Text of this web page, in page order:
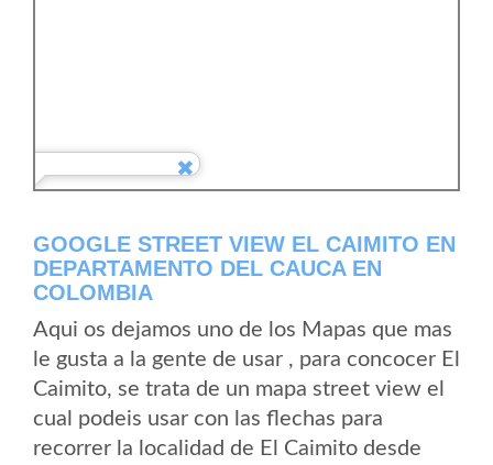
GOOGLE STREET VIEW EL CAIMITO EN
DEPARTAMENTO DEL CAUCA EN
COLOMBIA
Aqui os dejamos uno de los Mapas que mas
le gusta a la gente de usar , para concocer El
Caimito, se trata de un mapa street view el
cual podeis usar con las flechas para
recorrer la localidad de El Caimito desde